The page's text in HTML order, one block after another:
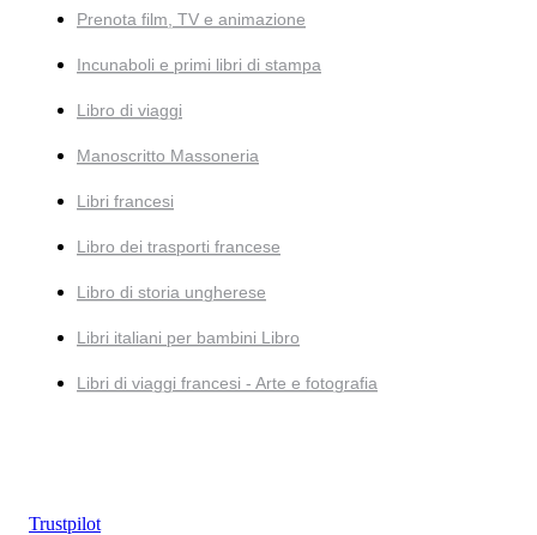
Prenota film, TV e animazione
Incunaboli e primi libri di stampa
Libro di viaggi
Manoscritto Massoneria
Libri francesi
Libro dei trasporti francese
Libro di storia ungherese
Libri italiani per bambini Libro
Libri di viaggi francesi - Arte e fotografia
Trustpilot